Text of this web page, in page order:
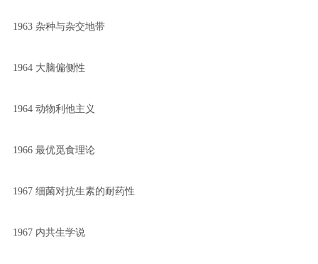
1963 杂种与杂交地带
1964 大脑偏侧性
1964 动物利他主义
1966 最优觅食理论
1967 细菌对抗生素的耐药性
1967 内共生学说